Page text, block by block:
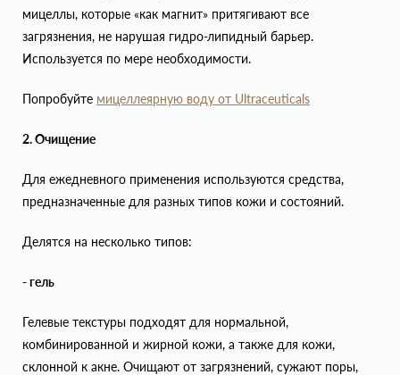
мицеллы, которые «как магнит» притягивают все
загрязнения, не нарушая гидро-липидный барьер.
Используется по мере необходимости.
Попробуйте мицеллеярную воду от Ultraceuticals
2. Очищение
Для ежедневного применения используются средства,
предназначенные для разных типов кожи и состояний.
Делятся на несколько типов:
- гель
Гелевые текстуры подходят для нормальной,
комбинированной и жирной кожи, а также для кожи,
склонной к акне. Очищают от загрязнений, сужают поры,